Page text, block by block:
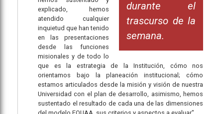
durante el
trascurso de la
semana.
explicado, hemos
atendido cualquier
inquietud que han tenido
en las presentaciones
desde las funciones
misionales y de todo lo
que es la estrategia de la Institución, cómo nos
orientamos bajo la planeación institucional; cómo
estamos articulados desde la misión y visión de nuestra
Universidad con el plan de desarrollo, asimismo, hemos
sustentado el resultado de cada una de las dimensiones